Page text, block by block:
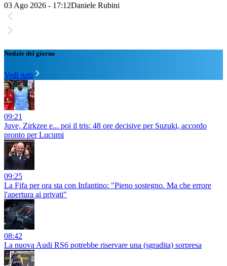
03 Ago 2026 - 17:12Daniele Rubini
Notizie del giorno
Vedi tutti
09:21
Juve, Zirkzee e... poi il tris: 48 ore decisive per Suzuki, accordo
pronto per Lucumi
09:25
La Fifa per ora sta con Infantino: "Pieno sostegno. Ma che errore
l'apertura ai privati"
08:42
La nuova Audi RS6 potrebbe riservare una (sgradita) sorpresa